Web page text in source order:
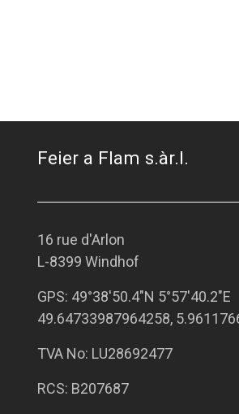
Feier a Flam s.àr.l.
16 rue d'Arlon
L-8399 Windhof
GPS: 49°38'50.4"N 5°57'40.2"E
49.64733987964258,
TVA No: LU28692477
RCS: B207687